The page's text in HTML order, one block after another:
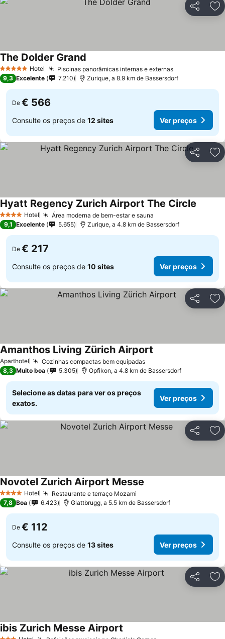
Partilhar
5 Estrelas Hotel Piscinas panorâmicas internas e externas
The Dolder Grand
9,3 Excelente 7.210 Zurique, a 8.9 km de Bassersdorf
De € 566
Consulte os preços de 12 sites Ver preços
Partilhar
4 EstrelasHotel Área moderna de bem-estar e sauna
Hyatt Regency Zurich Airport The Circle
9,1 Excelente 5.655 Zurique, a 4.8 km de Bassersdorf
De € 217
Consulte os preços de 10 sites Ver preços
Partilhar
Aparthotel Cozinhas compactas bem equipadas
Amanthos Living Zürich Airport
8,3 Muito boa 5.305 Opfikon, a 4.8 km de Bassersdorf
Selecione as datas para ver os preços
exatos.
Ver preços
Partilhar
4 EstrelasHotel Restaurante e terraço Mozami
Novotel Zurich Airport Messe
7,8 Boa 6.423 Glattbrugg, a 5.5 km de Bassersdorf
De € 112
Consulte os preços de 13 sites Ver preços
Partilhar
ibis Zurich Messe Airport